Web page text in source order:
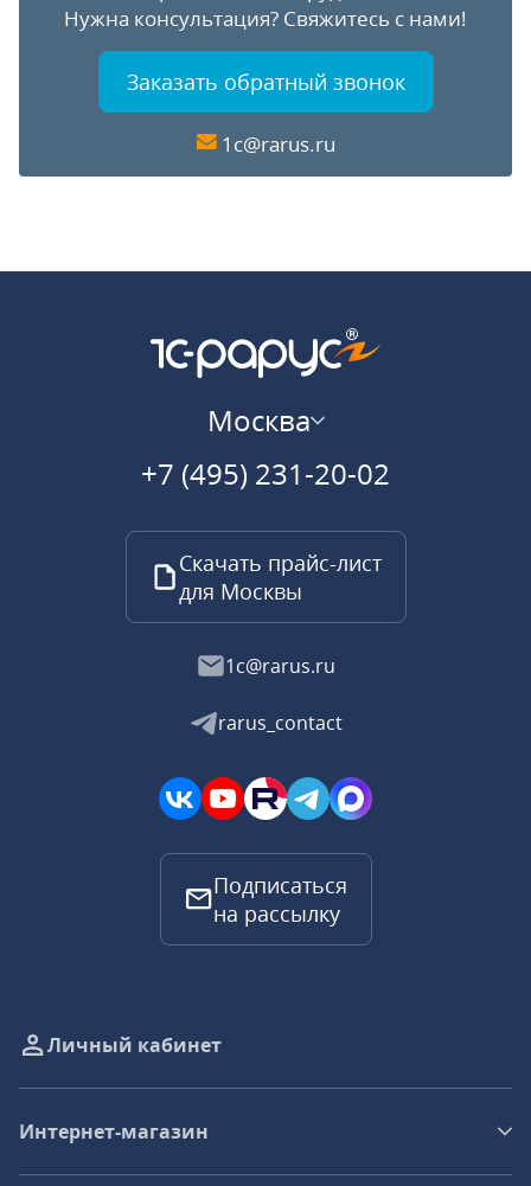
Нужна консультация? Свяжитесь с нами!
Заказать обратный звонок
1c@rarus.ru
Москва
+7 (495) 231-20-02
Скачать прайс-лист
для Москвы
1c@rarus.ru
rarus_contact
Подписаться
на рассылку
Личный кабинет
Интернет-магазин